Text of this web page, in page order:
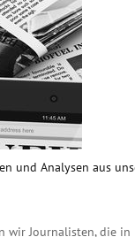
und Analysen aus
wir Journalisten, die in